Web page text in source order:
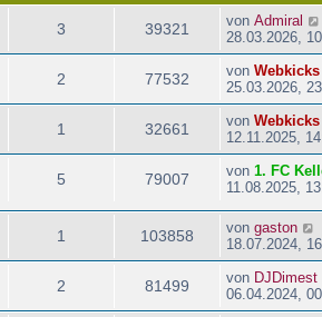
3 39321 von Admiral
28.03.2026,
2 77532 von Webkicks
25.03.2026,
1 32661 von Webkicks
12.11.2025,
5 79007 von 1. FC
11.08.2025,
1 103858 von gaston
18.07.2024,
2 81499 von DJDimest
06.04.2024,